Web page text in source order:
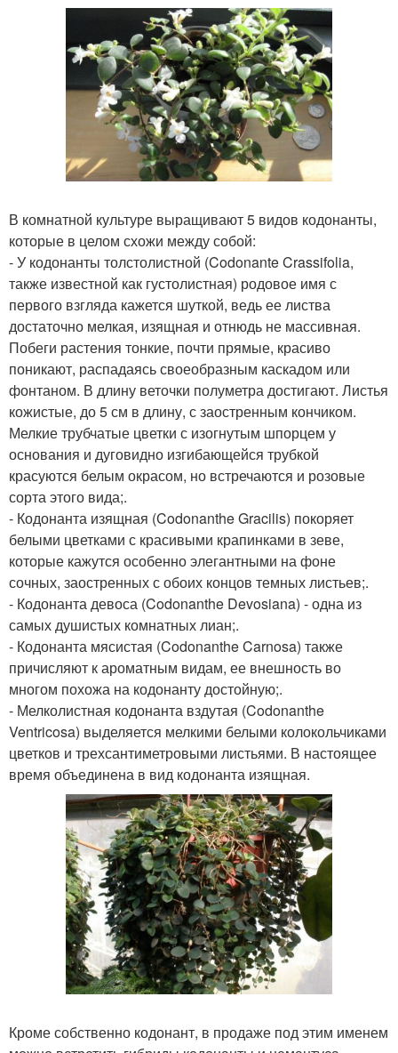
В комнатной культуре выращивают 5 видов кодонанты,
которые в целом схожи между собой:
- У кодонанты толстолистной (Codonante Crassifolia,
также известной как густолистная) родовое имя с
первого взгляда кажется шуткой, ведь ее листва
достаточно мелкая, изящная и отнюдь не массивная.
Побеги растения тонкие, почти прямые, красиво
поникают, распадаясь своеобразным каскадом или
фонтаном. В длину веточки полуметра достигают. Листья
кожистые, до 5 см в длину, с заостренным кончиком.
Мелкие трубчатые цветки с изогнутым шпорцем у
основания и дуговидно изгибающейся трубкой
красуются белым окрасом, но встречаются и розовые
сорта этого вида;.
- Кодонанта изящная (Codonanthe Gracilis) покоряет
белыми цветками с красивыми крапинками в зеве,
которые кажутся особенно элегантными на фоне
сочных, заостренных с обоих концов темных листьев;.
- Кодонанта девоса (Codonanthe Devosiana) - одна из
самых душистых комнатных лиан;.
- Кодонанта мясистая (Codonanthe Carnosa) также
причисляют к ароматным видам, ее внешность во
многом похожа на кодонанту достойную;.
- Мелколистная кодонанта вздутая (Codonanthe
Ventricosa) выделяется мелкими белыми колокольчиками
цветков и трехсантиметровыми листьями. В настоящее
время объединена в вид кодонанта изящная.
Кроме собственно кодонант, в продаже под этим именем